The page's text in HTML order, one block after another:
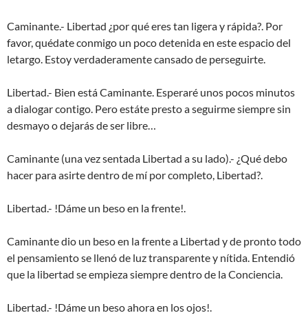
Caminante.- Libertad ¿por qué eres tan ligera y rápida?. Por
favor, quédate conmigo un poco detenida en este espacio del
letargo. Estoy verdaderamente cansado de perseguirte.
Libertad.- Bien está Caminante. Esperaré unos pocos minutos
a dialogar contigo. Pero estáte presto a seguirme siempre sin
desmayo o dejarás de ser libre…
Caminante (una vez sentada Libertad a su lado).- ¿Qué debo
hacer para asirte dentro de mí por completo, Libertad?.
Libertad.- !Dáme un beso en la frente!.
Caminante dio un beso en la frente a Libertad y de pronto todo
el pensamiento se llenó de luz transparente y nítida. Entendió
que la libertad se empieza siempre dentro de la Conciencia.
Libertad.- !Dáme un beso ahora en los ojos!.